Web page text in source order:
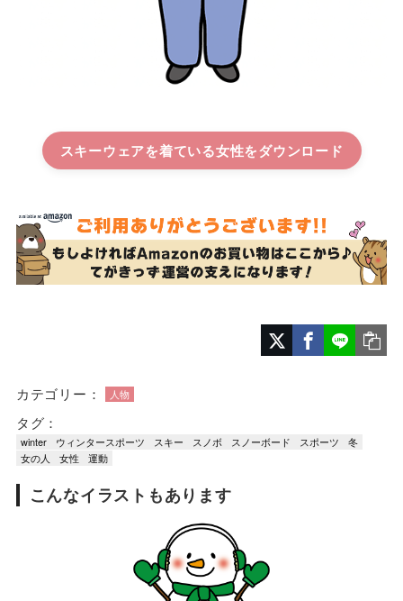
スキーウェアを着ている女性
カテゴリー： 人物
タグ：
winter ウィンタースポーツ スキー スノボ スノーボード スポーツ
冬
女の人
女性 運動
こんなイラストもあります